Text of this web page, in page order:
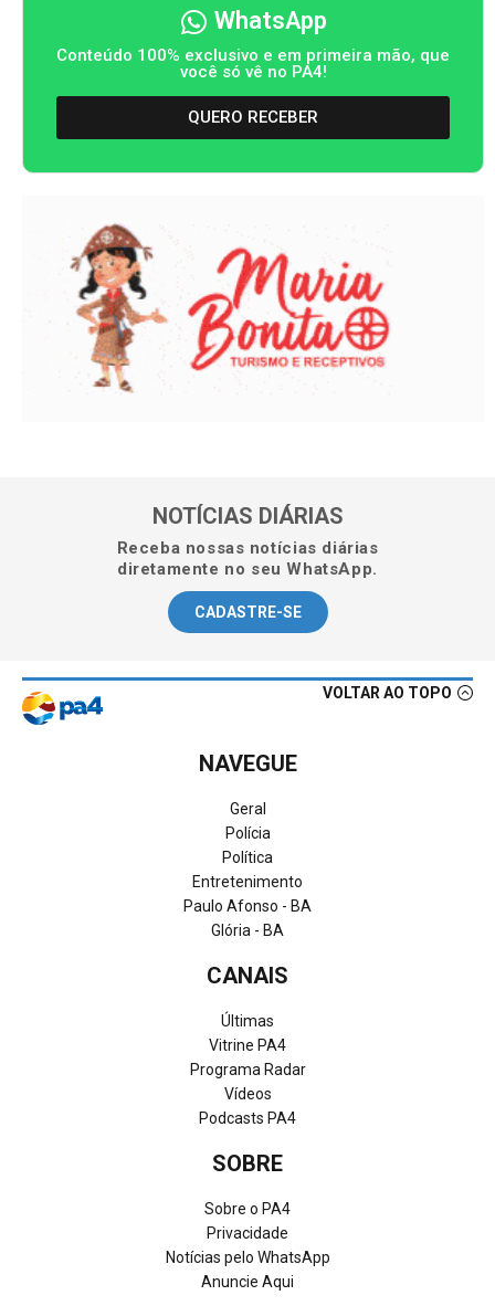
WhatsApp
Conteúdo 100% exclusivo e em primeira mão, que
você só vê no PA4!
QUERO RECEBER
NOTÍCIAS DIÁRIAS
Receba nossas notícias diárias
diretamente no seu WhatsApp.
CADASTRE-SE
VOLTAR AO TOPO
NAVEGUE
Geral
Polícia
Política
Entretenimento
Paulo Afonso - BA
Glória - BA
CANAIS
Últimas
Vitrine PA4
Programa Radar
Vídeos
Podcasts PA4
SOBRE
Sobre o PA4
Privacidade
Notícias pelo WhatsApp
Anuncie Aqui